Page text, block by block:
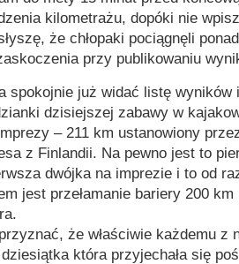
kilometrażu, dopóki nie
że chłopaki pociągnęli
przy publikowaniu
spokojnie już widać listę
dzisiejszej zabawy w
– 211 km ustanowiony
z Finlandii. Na pewno jest to
dwójka na imprezie i to od
jest przełamanie bariery 200
że właściwie każdemu z
dziesiątka która przyjechała się